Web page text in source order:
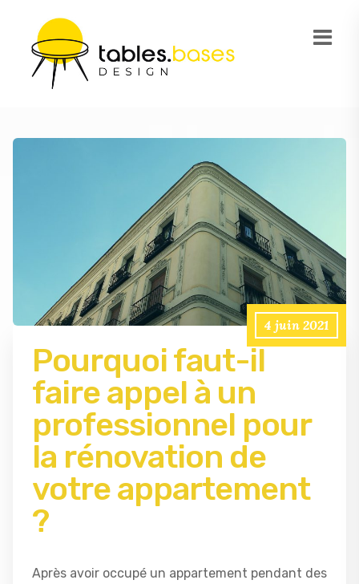
4 juin 2021
Pourquoi faut-il
faire appel à un
professionnel pour
la rénovation de
votre appartement
?
Après avoir occupé un appartement pendant des